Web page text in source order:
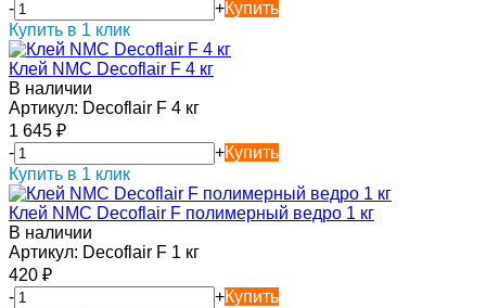
- +Купить
Купить в 1 клик
Клей NMC Decoflair F 4 кг
В наличии
Артикул: Decoflair F 4 кг
1 645 ₽
-
+Купить
Купить в 1 клик
Клей NMC Decoflair F полимерный ведро 1 кг
В наличии
Артикул: Decoflair F 1 кг
420 ₽
-
+Купить